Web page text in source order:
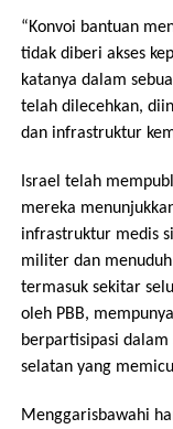
“Konvoi bantuan
tidak diberi akses
katanya dalam
telah dilecehkan,
dan infrastruktur
Israel telah
mereka
infrastruktur medis
militer dan
termasuk sekitar
oleh PBB,
berpartisipasi dalam
selatan yang
Menggarisbawahi